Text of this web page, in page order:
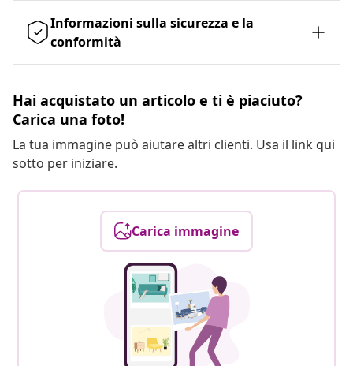
Informazioni sulla sicurezza e la
conformità
Hai acquistato un articolo e ti è piaciuto?
Carica una foto!
La tua immagine può aiutare altri clienti. Usa il link qui
sotto per iniziare.
Carica immagine